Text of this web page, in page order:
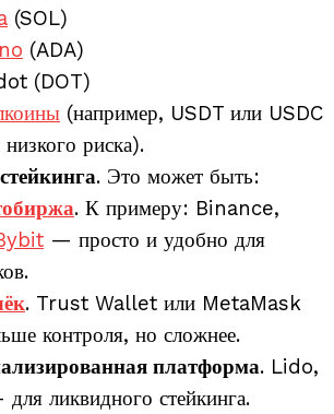
(SOL)
(ADA)
(DOT)
(например, USDT или USDC
риска).
. Это может быть:
. К примеру: Binance,
— просто и удобно для
. Trust Wallet или MetaMask
контроля, но сложнее.
платформа. Lido,
ликвидного стейкинга.